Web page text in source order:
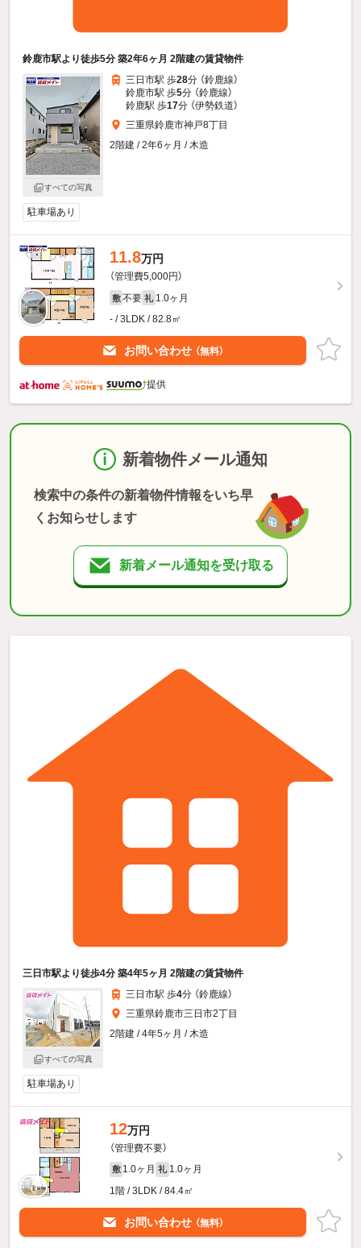
鈴鹿市駅より徒歩5分 築2年6ヶ月 2階建の賃貸物件
すべての写真
三日市駅 歩28分 （鈴鹿線）
鈴鹿市駅 歩5分 （鈴鹿線）
鈴鹿駅 歩17分 （伊勢鉄道）
三重県鈴鹿市神戸8丁目
2階建 / 2年6ヶ月 / 木造
駐車場あり
11.8万円
（管理費5,000円）
敷 不要 礼 1.0ヶ月
- / 3LDK / 82.8㎡
お問い合わせ （無料）
提供
新着物件メール通知
検索中の条件の新着物件情報をいち早
くお知らせします
新着メール通知を受け取る
三日市駅より徒歩4分 築4年5ヶ月 2階建の賃貸物件
すべての写真
三日市駅 歩4分 （鈴鹿線）
三重県鈴鹿市三日市2丁目
2階建 / 4年5ヶ月 / 木造
駐車場あり
12万円
（管理費不要）
敷 1.0ヶ月 礼 1.0ヶ月
1階 / 3LDK / 84.4㎡
お問い合わせ （無料）